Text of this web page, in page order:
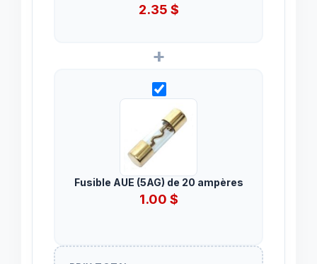
2.35 $
+
Fusible AUE (5AG) de 20 ampères
1.00 $